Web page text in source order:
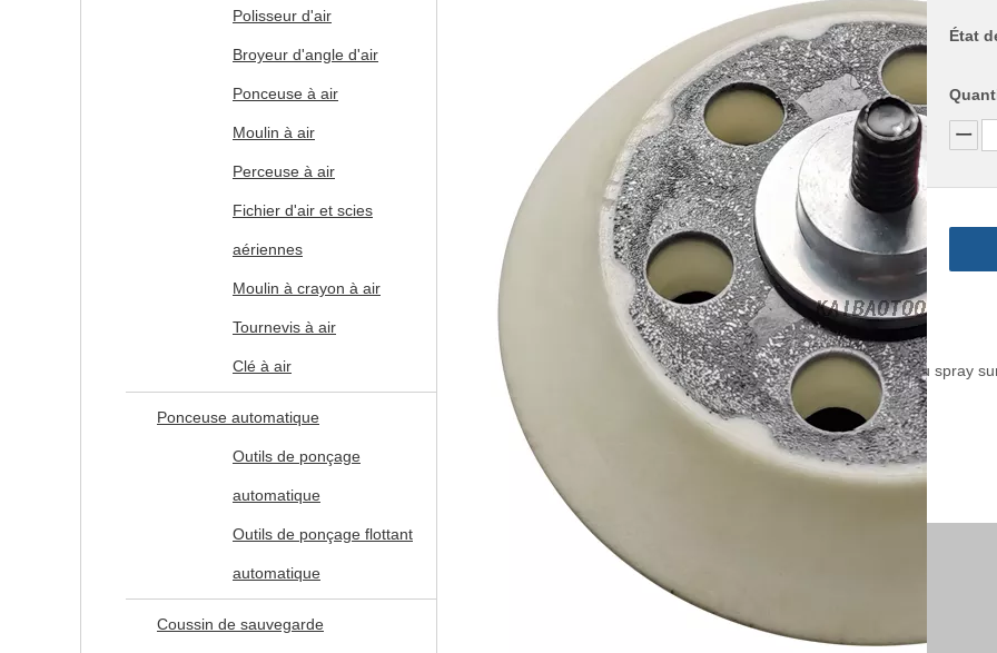
Polisseur d'air
Broyeur d'angle d'air
Ponceuse à air
Moulin à air
Perceuse à air
Fichier d'air et scies
aériennes
Moulin à crayon à air
Tournevis à air
Clé à air
Ponceuse automatique
Outils de ponçage
automatique
Outils de ponçage flottant
automatique
Coussin de sauvegarde
État
Description du produitDescription du produit
Aspirateur de 6 trous
Taille: 3 \"threads xm6x24
Vinyle sauvegardé - Utilisez les coussinets de dos collants ou spray
Vitesse de fonctionnement maximale: 12 000 tr / min
Dureté: milieu
Épaisseur: 10mm